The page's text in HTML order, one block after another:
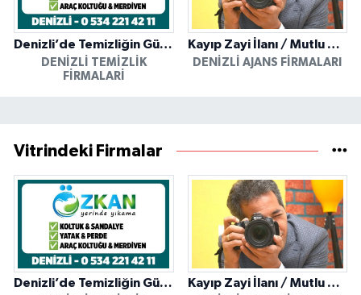
Denizli’de Temizliğin Güvenilir Adresi: Özkan Yerinde Yıkama
DENIZLI TEMIZLIK
FIRMALARI
Kayıp Zayi İlanı / Mutlu Ajans / Denizli
DENIZLI AJANS FIRMALARI
Vitrindeki Firmalar
Denizli’de Temizliğin Güvenilir Adresi: Özkan Yerinde Yıkama Kayıp Zayi İlanı / Mutlu Ajans / Denizli